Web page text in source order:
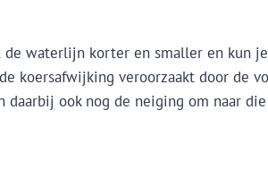
waterlijn korter en smaller en kun
koersafwijking veroorzaakt door de
daarbij ook nog de neiging om naar